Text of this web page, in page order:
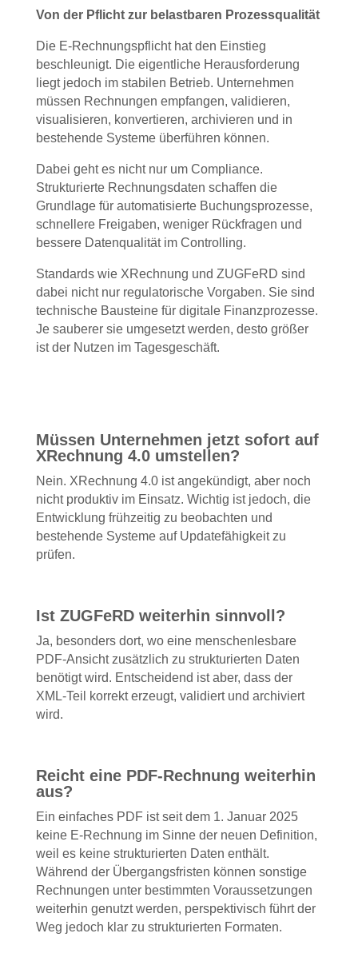
Von der Pflicht zur belastbaren Prozessqualität
Die E-Rechnungspflicht hat den Einstieg
beschleunigt. Die eigentliche Herausforderung
liegt jedoch im stabilen Betrieb. Unternehmen
müssen Rechnungen empfangen, validieren,
visualisieren, konvertieren, archivieren und in
bestehende Systeme überführen können.
Dabei geht es nicht nur um Compliance.
Strukturierte Rechnungsdaten schaffen die
Grundlage für automatisierte Buchungsprozesse,
schnellere Freigaben, weniger Rückfragen und
bessere Datenqualität im Controlling.
Standards wie XRechnung und ZUGFeRD sind
dabei nicht nur regulatorische Vorgaben. Sie sind
technische Bausteine für digitale Finanzprozesse.
Je sauberer sie umgesetzt werden, desto größer
ist der Nutzen im Tagesgeschäft.
Müssen Unternehmen jetzt sofort auf
XRechnung 4.0 umstellen?
Nein. XRechnung 4.0 ist angekündigt, aber noch
nicht produktiv im Einsatz. Wichtig ist jedoch, die
Entwicklung frühzeitig zu beobachten und
bestehende Systeme auf Updatefähigkeit zu
prüfen.
Ist ZUGFeRD weiterhin sinnvoll?
Ja, besonders dort, wo eine menschenlesbare
PDF-Ansicht zusätzlich zu strukturierten Daten
benötigt wird. Entscheidend ist aber, dass der
XML-Teil korrekt erzeugt, validiert und archiviert
wird.
Reicht eine PDF-Rechnung weiterhin
aus?
Ein einfaches PDF ist seit dem 1. Januar 2025
keine E-Rechnung im Sinne der neuen Definition,
weil es keine strukturierten Daten enthält.
Während der Übergangsfristen können sonstige
Rechnungen unter bestimmten Voraussetzungen
weiterhin genutzt werden, perspektivisch führt der
Weg jedoch klar zu strukturierten Formaten.